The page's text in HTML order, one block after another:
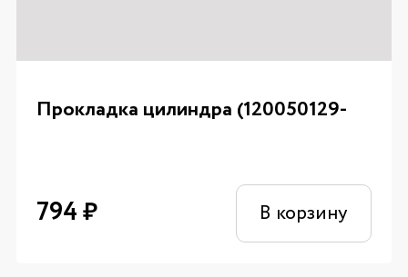
Прокладка цилиндра (120050129-
794₽ В корзину